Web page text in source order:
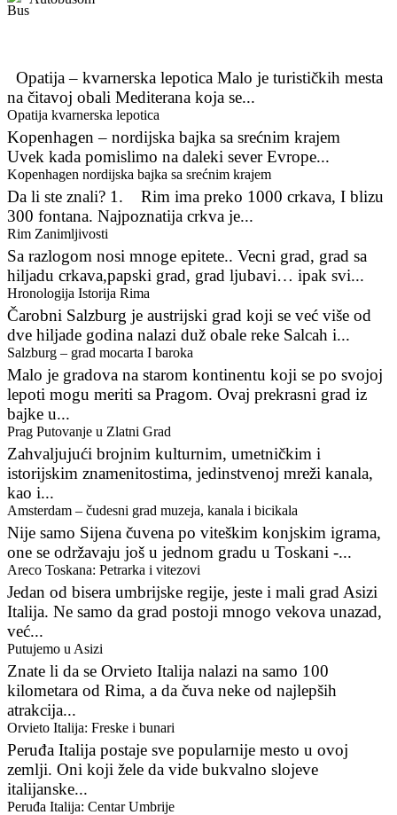
Opatija – kvarnerska lepotica Malo je turističkih mesta
na čitavoj obali Mediterana koja se...
Opatija kvarnerska lepotica
Kopenhagen – nordijska bajka sa srećnim krajem
Uvek kada pomislimo na daleki sever Evrope...
Kopenhagen nordijska bajka sa srećnim krajem
Da li ste znali? 1. Rim ima preko 1000 crkava, I blizu
300 fontana. Najpoznatija crkva je...
Rim Zanimljivosti
Sa razlogom nosi mnoge epitete.. Vecni grad, grad sa
hiljadu crkava,papski grad, grad ljubavi… ipak svi...
Hronologija Istorija Rima
Čarobni Salzburg je austrijski grad koji se već više od
dve hiljade godina nalazi duž obale reke Salcah i...
Salzburg – grad mocarta I baroka
Malo je gradova na starom kontinentu koji se po svojoj
lepoti mogu meriti sa Pragom. Ovaj prekrasni grad iz
bajke u...
Prag Putovanje u Zlatni Grad
Zahvaljujući brojnim kulturnim, umetničkim i
istorijskim znamenitostima, jedinstvenoj mreži kanala,
kao i...
Amsterdam – čudesni grad muzeja, kanala i bicikala
Nije samo Sijena čuvena po viteškim konjskim igrama,
one se održavaju još u jednom gradu u Toskani -...
Areco Toskana: Petrarka i vitezovi
Jedan od bisera umbrijske regije, jeste i mali grad Asizi
Italija. Ne samo da grad postoji mnogo vekova unazad,
već...
Putujemo u Asizi
Znate li da se Orvieto Italija nalazi na samo 100
kilometara od Rima, a da čuva neke od najlepših
atrakcija...
Orvieto Italija: Freske i bunari
Peruđa Italija postaje sve popularnije mesto u ovoj
zemlji. Oni koji žele da vide bukvalno slojeve
italijanske...
Peruđa Italija: Centar Umbrije